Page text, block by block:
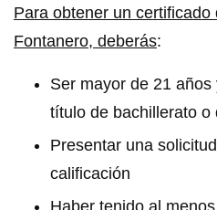
Para obtener un
Fontanero, deberás:
Ser mayor de 21
título de bachillerato o
Presentar una
calificación
Haber tenido al